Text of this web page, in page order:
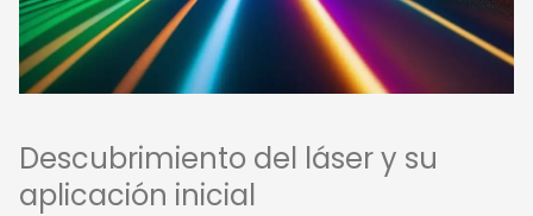
Descubrimiento del láser y su
aplicación inicial